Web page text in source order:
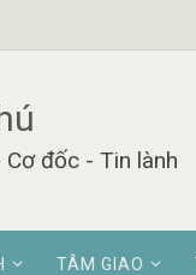
đốc - Tin lành
TÂM GIAO